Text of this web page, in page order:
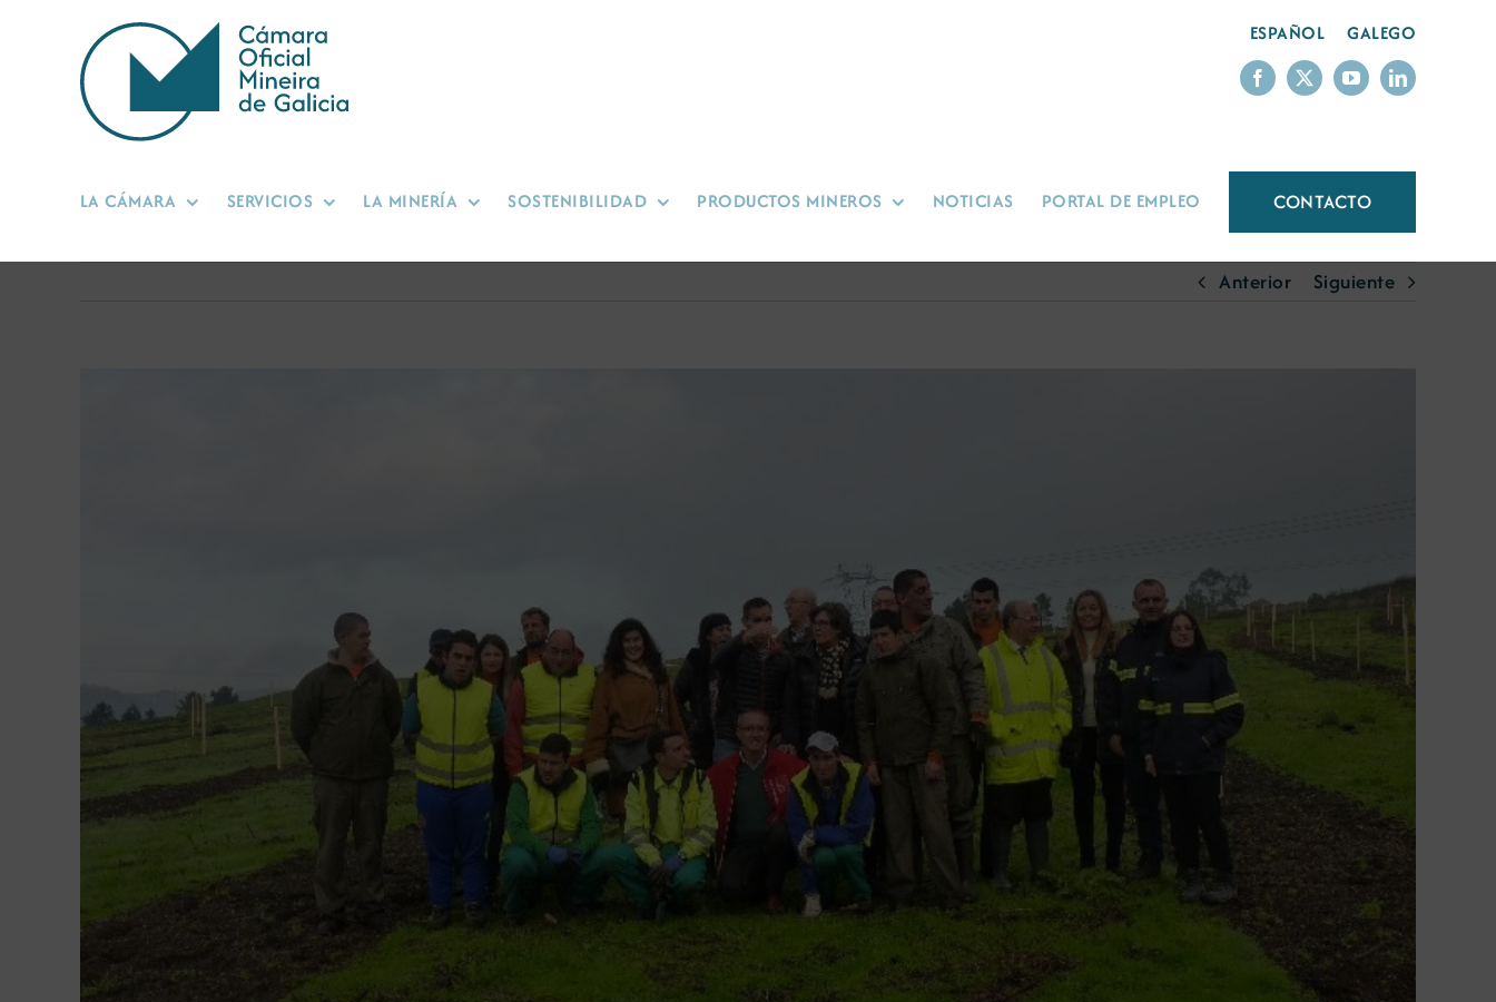
contenido
ESPAÑOL GALEGO
LA CÁMARA SERVICIOS LA MINERÍA SOSTENIBILIDAD PRODUCTOS MINEROS NOTICIAS PORTAL DE EMPLEO CONTACTO
Anterior Siguiente